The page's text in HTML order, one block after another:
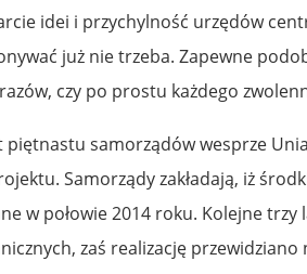
idei i przychylność urzędów
już nie trzeba. Zapewne
czy po prostu każdego
samorządów wesprze
Samorządy zakładają, iż
w połowie 2014 roku. Kolejne
zaś realizację przewidziano